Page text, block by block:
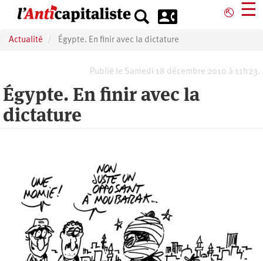
principal
⎋ ☰
Actualité Égypte. En finir avec la dictature
Publié le Samedi 18 décembre 2010 à 11h23.
Égypte. En finir avec la
dictature